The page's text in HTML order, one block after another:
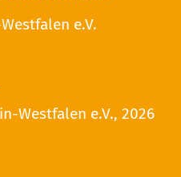
e.V.
Westfalen e.V., 2026